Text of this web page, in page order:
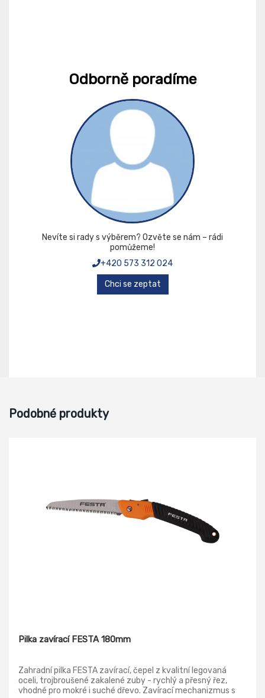
Odborně poradíme
Nevíte si rady s výběrem? Ozvěte se nám – rádi
pomůžeme!
+420 573 312 024
Chci se zeptat
Podobné produkty
Pilka zavírací FESTA 180mm
Zahradní pilka FESTA zavírací, čepel z kvalitní legovaná
oceli, trojbroušené zakalené zuby - rychlý a přesný řez,
vhodné pro mokré i suché dřevo. Zavírací mechanizmus s